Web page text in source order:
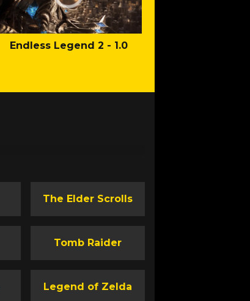
Endless Legend 2 - 1.0
The Elder Scrolls
Tomb Raider
Legend of Zelda